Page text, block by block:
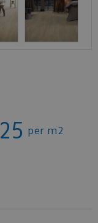
25 per m2